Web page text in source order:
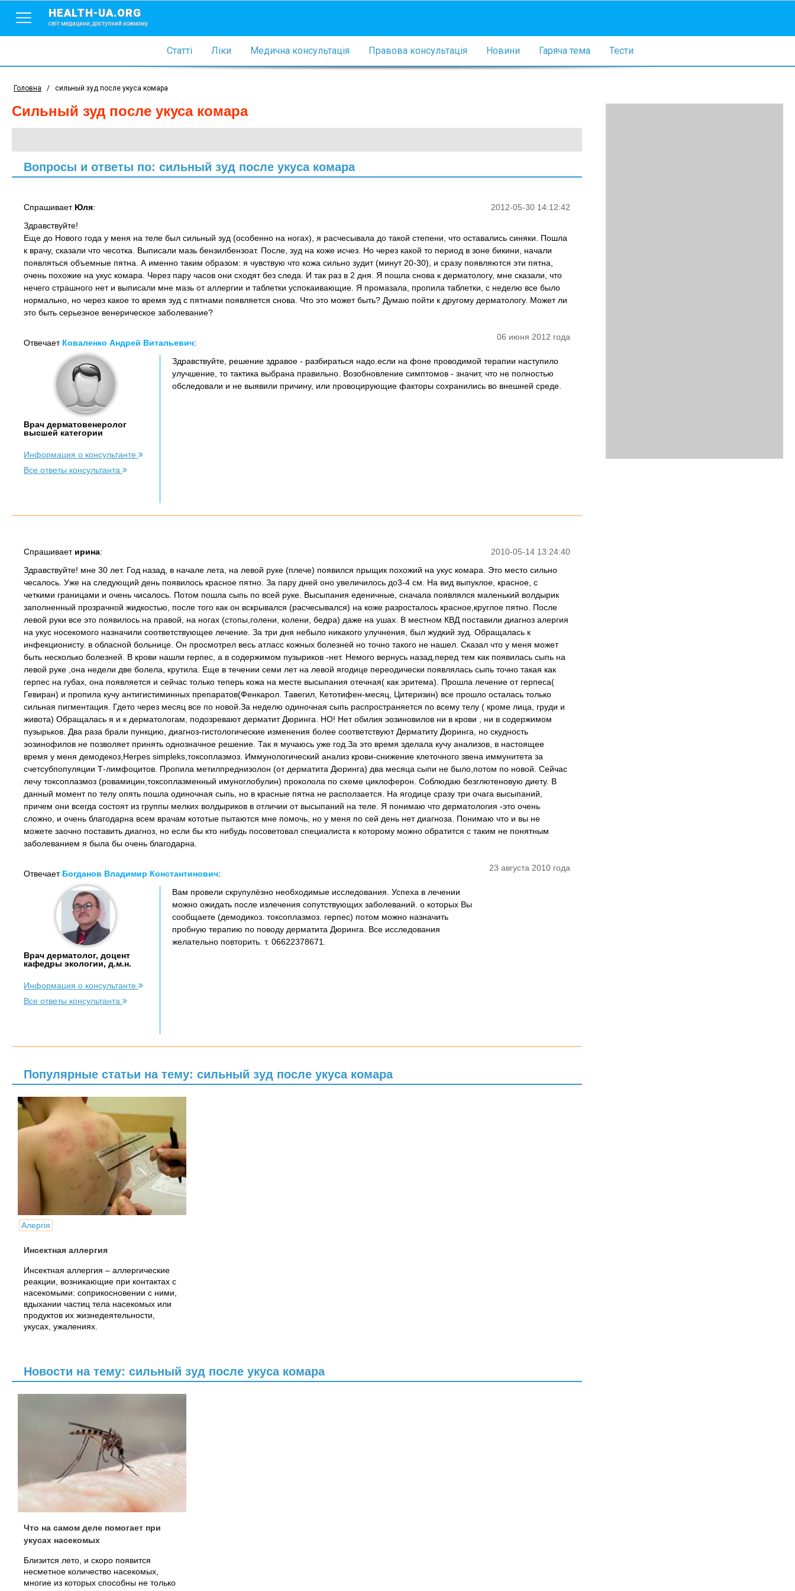
HEALTH-UA.ORG
світ медицини, доступний кожному
Статті Ліки Медична консультація Правова консультація Новини Гаряча тема Тести
Головна / сильный зуд после укуса комара
сильный зуд после укуса комара
Вопросы и ответы по: сильный зуд после укуса комара
2012-05-30 14:12:42
Спрашивает Юля:
Здравствуйте!
Еще до Нового года у меня на теле был сильный зуд (особенно на ногах), я расчесывала до такой степени, что оставались синяки. Пошла
к врачу, сказали что чесотка. Выписали мазь бензилбензоат. После, зуд на коже исчез. Но через какой то период в зоне бикини, начали
появляться объемные пятна. А именно таким образом: я чувствую что кожа сильно зудит (минут 20-30), и сразу появляются эти пятна,
очень похожие на укус комара. Через пару часов они сходят без следа. И так раз в 2 дня. Я пошла снова к дерматологу, мне сказали, что
нечего страшного нет и выписали мне мазь от аллергии и таблетки успокаивающие. Я промазала, пропила таблетки, с неделю все было
нормально, но через какое то время зуд с пятнами появляется снова. Что это может быть? Думаю пойти к другому дерматологу. Может ли
это быть серьезное венерическое заболевание?
06 июня 2012 года
Отвечает Коваленко Андрей Витальевич:
Врач дерматовенеролог
высшей категории
Информация о консультанте
Все ответы консультанта
Здравствуйте, решение здравое - разбираться надо.если на фоне проводимой терапии наступило
улучшение, то тактика выбрана правильно. Возобновление симптомов - значит, что не полностью
обследовали и не выявили причину, или провоцирующие факторы сохранились во внешней среде.
2010-05-14 13:24:40
Спрашивает ирина:
Здравствуйте! мне 30 лет. Год назад, в начале лета, на левой руке (плече) появился прыщик похожий на укус комара. Это место сильно
чесалось. Уже на следующий день появилось красное пятно. За пару дней оно увеличилось до3-4 см. На вид выпуклое, красное, с
четкими границами и очень чисалось. Потом пошла сыпь по всей руке. Высыпания еденичные, сначала появлялся маленький волдырик
заполненный прозрачной жидкостью, после того как он вскрывался (расчесывался) на коже разросталось красное,круглое пятно. После
левой руки все это появилось на правой, на ногах (стопы,голени, колени, бедра) даже на ушах. В местном КВД поставили диагноз алергия
на укус носекомого назначили соответствующее лечение. За три дня небыло никакого улучнения, был жудкий зуд. Обращалась к
инфекционисту. в обласной больнице. Он просмотрел весь атласс кожных болезней но точно такого не нашел. Сказал что у меня может
быть несколько болезней. В крови нашли герпес, а в содержимом пузыриков -нет. Немого вернусь назад,перед тем как появилась сыпь на
левой руке ,она недели две болела, крутила. Еще в течении семи лет на левой ягодице переодически появлялась сыпь точно такая как
герпес на губах, она появляется и сейчас только теперь кожа на месте высыпания отечная( как эритема). Прошла лечение от герпеса(
Гевиран) и пропила кучу антигистиминных препаратов(Фенкарол. Тавегил, Кетотифен-месяц, Цитеризин) все прошло осталась только
сильная пигментация. Гдето через месяц все по новой.За неделю одиночная сыпь распространяется по всему телу ( кроме лица, груди и
живота) Обращалась я и к дерматологам, подозревают дерматит Дюринга. НО! Нет обилия эозиновилов ни в крови , ни в содержимом
пузырьков. Два раза брали пункцию, диагноз-гистологические изменения более соответствуют Дерматиту Дюринга, но скудность
эозинофилов не позволяет принять однозначное решение. Так я мучаюсь уже год.За это время зделала кучу анализов, в настоящее
время у меня демодекоз,Herpes simpleks,токсоплазмоз. Иммунологический анализ крови-снижение клеточного звена иммунитета за
счетсубпопуляции Т-лимфоцитов. Пропила метилпреднизолон (от дерматита Дюринга) два месяца сыпи не было,потом по новой. Сейчас
лечу токсоплазмоз (ровамицин,токсоплазменный имуноглобулин) проколола по схеме циклоферон. Соблюдаю безглютеновую диету. В
данный момент по телу опять пошла одиночная сыпь, но в красные пятна не расползается. На ягодице сразу три очага высыпаний,
причем они всегда состоят из группы мелких волдыриков в отличии от высыпаний на теле. Я понимаю что дерматология -это очень
сложно, и очень благодарна всем врачам кототые пытаются мне помочь, но у меня по сей день нет диагноза. Понимаю что и вы не
можете заочно поставить диагноз, но если бы кто нибудь посоветовал специалиста к которому можно обратится с таким не понятным
заболеванием я была бы очень благодарна.
23 августа 2010 года
Отвечает Богданов Владимир Константинович:
Врач дерматолог, доцент
кафедры экологии, д.м.н.
Информация о консультанте
Все ответы консультанта
Вам провели скрупулёзно необходимые исследования. Успеха в лечении
можно ожидать после излечения сопутствующих заболеваний. о которых Вы
сообщаете (демодикоз. токсоплазмоз. герпес) потом можно назначить
пробную терапию по поводу дерматита Дюринга. Все исследования
желательно повторить. т. 06622378671.
Популярные статьи на тему: сильный зуд после укуса комара
Алергія
Инсектная аллергия
Инсектная аллергия – аллергические
реакции, возникающие при контактах с
насекомыми: соприкосновении с ними,
вдыхании частиц тела насекомых или
продуктов их жизнедеятельности,
укусах, ужалениях.
Новости на тему: сильный зуд после укуса комара
Что на самом деле помогает при
укусах насекомых
Близится лето, и скоро появится
несметное количество насекомых,
многие из которых способны не только